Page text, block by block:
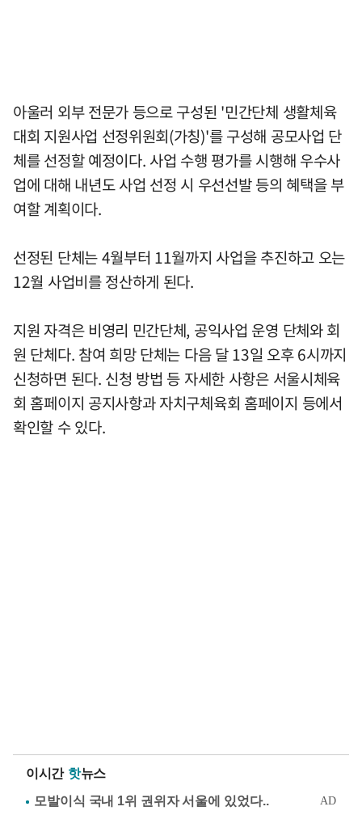
아울러 외부 전문가 등으로 구성된 '민간단체 생활체육
대회 지원사업 선정위원회(가칭)'를 구성해 공모사업 단
체를 선정할 예정이다. 사업 수행 평가를 시행해 우수사
업에 대해 내년도 사업 선정 시 우선선발 등의 혜택을 부
여할 계획이다.
선정된 단체는 4월부터 11월까지 사업을 추진하고 오는
12월 사업비를 정산하게 된다.
지원 자격은 비영리 민간단체, 공익사업 운영 단체와 회
원 단체다. 참여 희망 단체는 다음 달 13일 오후 6시까지
신청하면 된다. 신청 방법 등 자세한 사항은 서울시체육
회 홈페이지 공지사항과 자치구체육회 홈페이지 등에서
확인할 수 있다.
이시간 핫뉴스